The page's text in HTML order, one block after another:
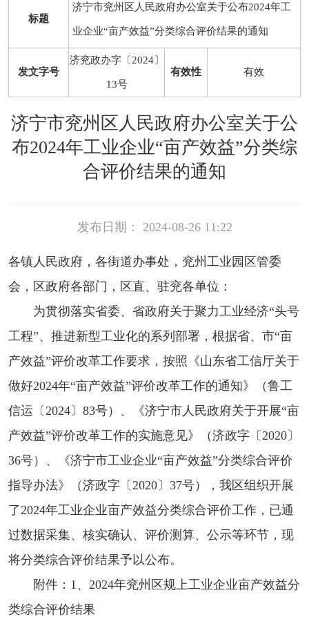
标题
济宁市兖州区人民政府办公室关于公布2024年工
业企业“亩产效益”分类综合评价结果的通知
发文字号
济兖政办字〔2024〕
13号
有效性 有效
济宁市兖州区人民政府办公室关于公
布2024年工业企业“亩产效益”分类综
合评价结果的通知
发布日期： 2024-08-26 11:22
各镇人民政府，各街道办事处，兖州工业园区管委
会，区政府各部门，区直、驻兖各单位：
为贯彻落实省委、省政府关于聚力工业经济“头号
工程”、推进新型工业化的系列部署，根据省、市“亩
产效益”评价改革工作要求，按照《山东省工信厅关于
做好2024年“亩产效益”评价改革工作的通知》（鲁工
信运〔2024〕83号）、《济宁市人民政府关于开展“亩
产效益”评价改革工作的实施意见》（济政字〔2020〕
36号）、《济宁市工业企业“亩产效益”分类综合评价
指导办法》（济政字〔2020〕37号），我区组织开展
了2024年工业企业亩产效益分类综合评价工作，已通
过数据采集、核实确认、评价测算、公示等环节，现
将分类综合评价结果予以公布。
附件：1、2024年兖州区规上工业企业亩产效益分
类综合评价结果